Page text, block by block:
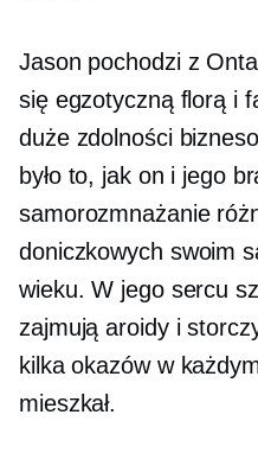
Jason pochodzi z
się egzotyczną florą i
duże zdolności
było to, jak on i jego
samorozmnażanie
doniczkowych swoim
wieku. W jego sercu
zajmują aroidy i
kilka okazów w
mieszkał.